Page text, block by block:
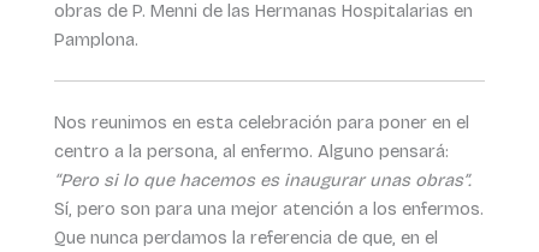
obras de P. Menni de las Hermanas Hospitalarias en
Pamplona.
Nos reunimos en esta celebración para poner en el
centro a la persona, al enfermo. Alguno pensará:
“Pero si lo que hacemos es inaugurar unas obras”.
Sí, pero son para una mejor atención a los enfermos.
Que nunca perdamos la referencia de que, en el